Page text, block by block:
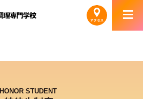
HONOR STUDENT